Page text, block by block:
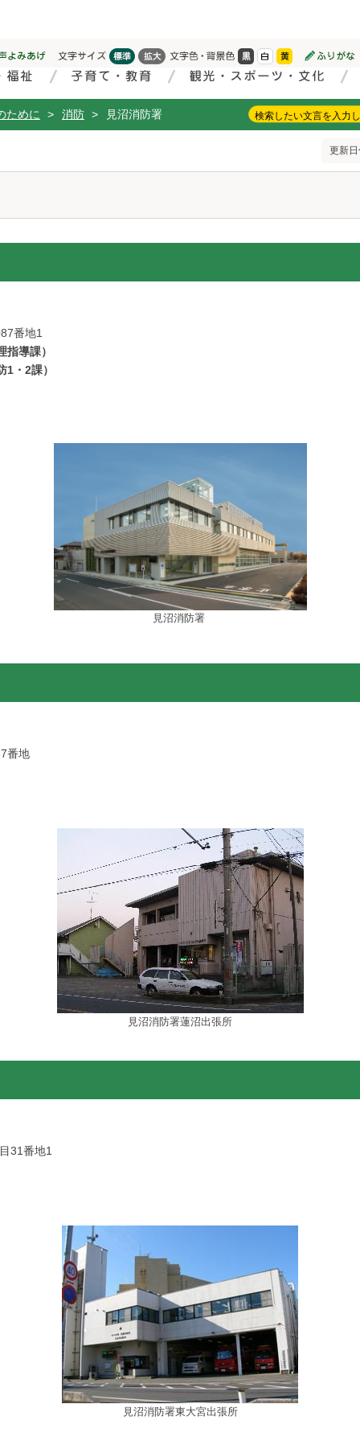
ために > 消防 > 見沼消防署
更新
番地1
導課）
・2課）
見沼消防署
番地
見沼消防署蓮沼出張所
31番地1
見沼消防署東大宮出張所